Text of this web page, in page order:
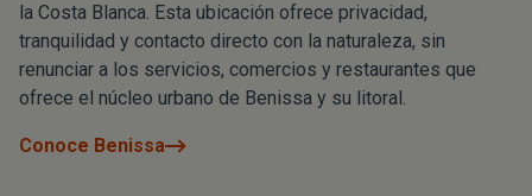
la Costa Blanca. Esta ubicación ofrece privacidad,
tranquilidad y contacto directo con la naturaleza, sin
renunciar a los servicios, comercios y restaurantes que
ofrece el núcleo urbano de Benissa y su litoral.
Conoce Benissa